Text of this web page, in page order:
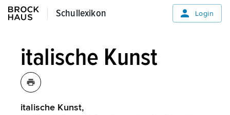
Schullexikon
Schullexikon Login
italische Kunst
italische Kunst,